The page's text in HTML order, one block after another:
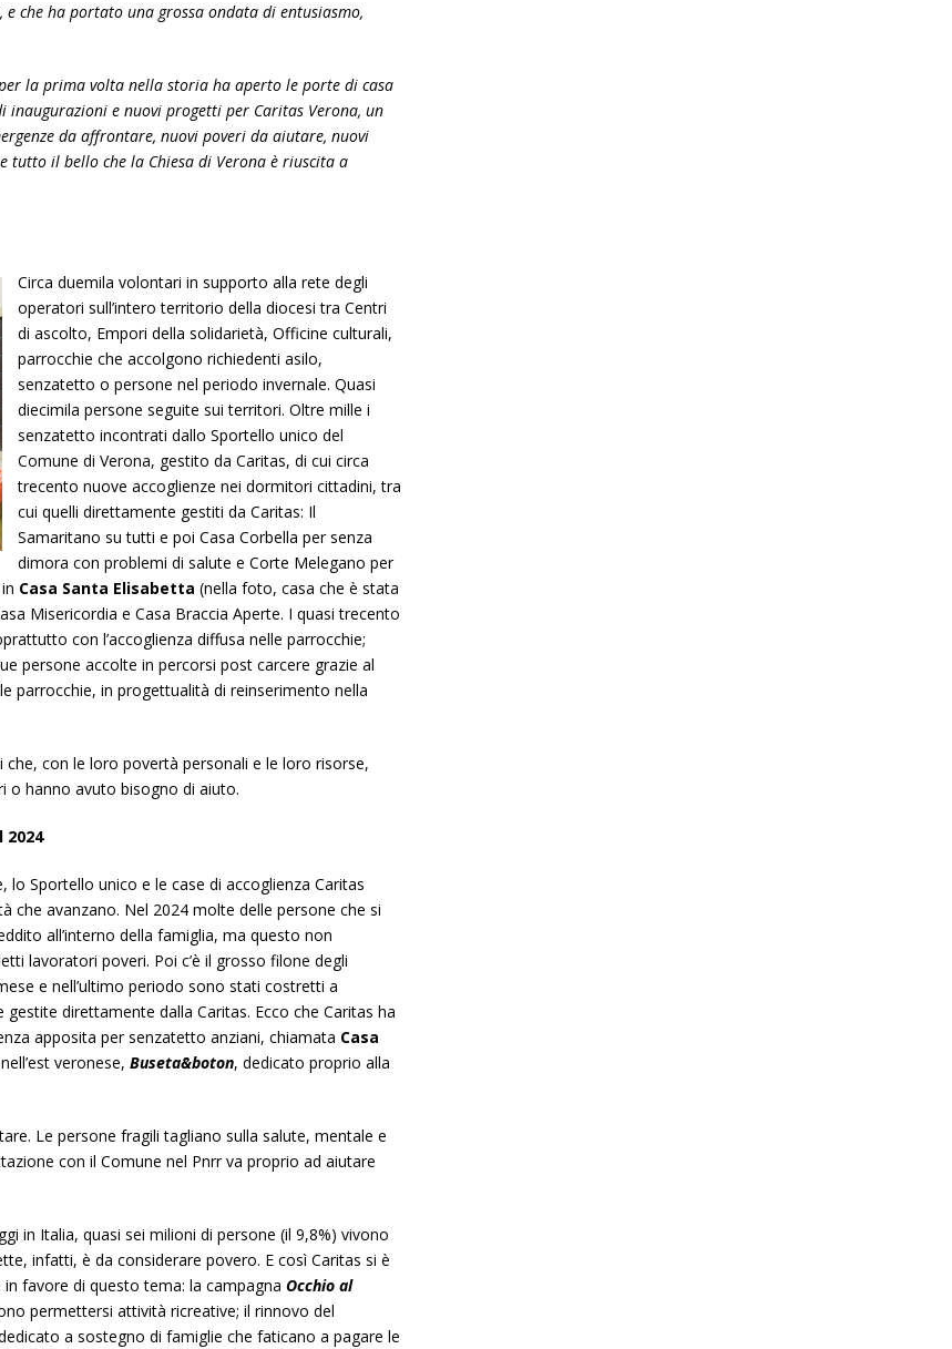
che ha portato una grossa ondata di entusiasmo,
la prima volta nella storia ha aperto le porte di casa
e nuovi progetti per Caritas Verona, un
da affrontare, nuovi poveri da aiutare, nuovi
il bello che la Chiesa di Verona è riuscita a
Circa duemila volontari in supporto alla rete degli
operatori sull’intero territorio della diocesi tra Centri
di ascolto, Empori della solidarietà, Officine culturali,
parrocchie che accolgono richiedenti asilo,
senzatetto o persone nel periodo invernale. Quasi
diecimila persone seguite sui territori. Oltre mille i
senzatetto incontrati dallo Sportello unico del
Comune di Verona, gestito da Caritas, di cui circa
trecento nuove accoglienze nei dormitori cittadini, tra
cui quelli direttamente gestiti da Caritas: Il
Samaritano su tutti e poi Casa Corbella per senza
dimora con problemi di salute e Corte Melegano per
Casa Santa Elisabetta (nella foto, casa che è stata
Misericordia e Casa Braccia Aperte. I quasi trecento
con l’accoglienza diffusa nelle parrocchie;
persone accolte in percorsi post carcere grazie al
parrocchie, in progettualità di reinserimento nella
con le loro povertà personali e le loro risorse,
o hanno avuto bisogno di aiuto.
Sportello unico e le case di accoglienza Caritas
che avanzano. Nel 2024 molte delle persone che si
all’interno della famiglia, ma questo non
lavoratori poveri. Poi c’è il grosso filone degli
e nell’ultimo periodo sono stati costretti a
direttamente dalla Caritas. Ecco che Caritas ha
apposita per senzatetto anziani, chiamata Casa
veronese, Buseta&boton, dedicato proprio alla
Le persone fragili tagliano sulla salute, mentale e
con il Comune nel Pnrr va proprio ad aiutare
in Italia, quasi sei milioni di persone (il 9,8%) vivono
infatti, è da considerare povero. E così Caritas si è
favore di questo tema: la campagna Occhio al
permettersi attività ricreative; il rinnovo del
a sostegno di famiglie che faticano a pagare le